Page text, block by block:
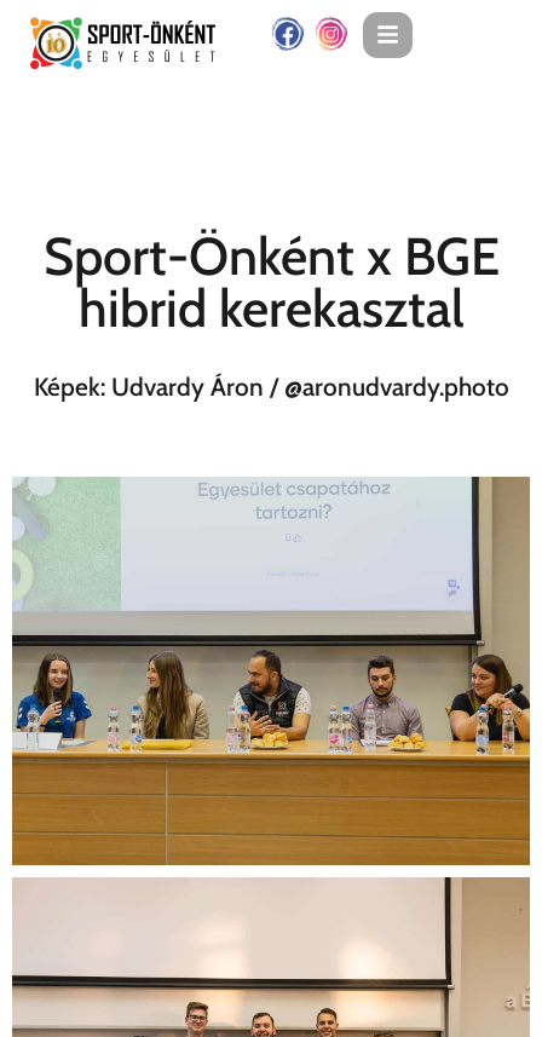
Sport-Önként x BGE
hibrid kerekasztal
Képek: Udvardy Áron / @aronudvardy.photo